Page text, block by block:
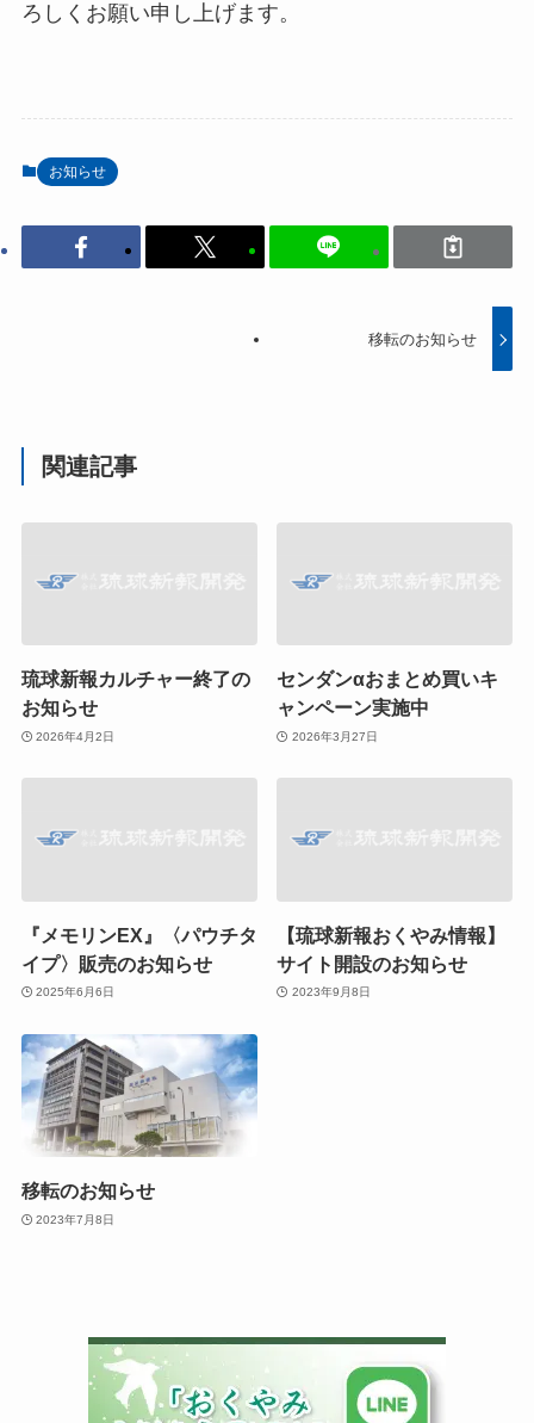
ろしくお願い申し上げます。
お知らせ
移転のお知らせ
関連記事
琉球新報カルチャー終了の
お知らせ
2026年4月2日
センダンαおまとめ買いキ
ャンペーン実施中
2026年3月27日
『メモリンEX』〈パウチタ
イプ〉販売のお知らせ
2025年6月6日
【琉球新報おくやみ情報】
サイト開設のお知らせ
2023年9月8日
移転のお知らせ
2023年7月8日